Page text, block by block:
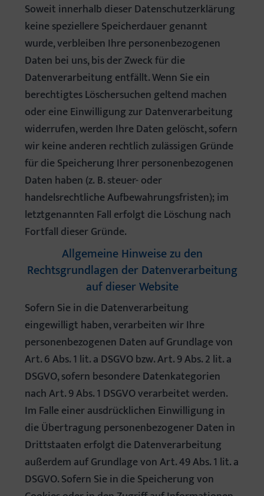
Soweit innerhalb dieser Datenschutzerklärung
keine speziellere Speicherdauer genannt
wurde, verbleiben Ihre personenbezogenen
Daten bei uns, bis der Zweck für die
Datenverarbeitung entfällt. Wenn Sie ein
berechtigtes Löschersuchen geltend machen
oder eine Einwilligung zur Datenverarbeitung
widerrufen, werden Ihre Daten gelöscht, sofern
wir keine anderen rechtlich zulässigen Gründe
für die Speicherung Ihrer personenbezogenen
Daten haben (z. B. steuer- oder
handelsrechtliche Aufbewahrungsfristen); im
letztgenannten Fall erfolgt die Löschung nach
Fortfall dieser Gründe.
Allgemeine Hinweise zu den
Rechtsgrundlagen der Datenverarbeitung
auf dieser Website
Sofern Sie in die Datenverarbeitung
eingewilligt haben, verarbeiten wir Ihre
personenbezogenen Daten auf Grundlage von
Art. 6 Abs. 1 lit. a DSGVO bzw. Art. 9 Abs. 2 lit. a
DSGVO, sofern besondere Datenkategorien
nach Art. 9 Abs. 1 DSGVO verarbeitet werden.
Im Falle einer ausdrücklichen Einwilligung in
die Übertragung personenbezogener Daten in
Drittstaaten erfolgt die Datenverarbeitung
außerdem auf Grundlage von Art. 49 Abs. 1 lit. a
DSGVO. Sofern Sie in die Speicherung von